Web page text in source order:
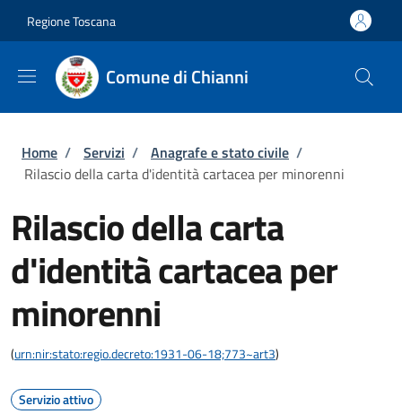
Regione Toscana
Comune di Chianni
Briciole di pane
Home / Servizi / Anagrafe e stato civile /
Rilascio della carta d'identità cartacea per minorenni
Rilascio della carta
d'identità cartacea per
minorenni
(urn:nir:stato:regio.decreto:1931-06-18;773~art3)
Servizio attivo